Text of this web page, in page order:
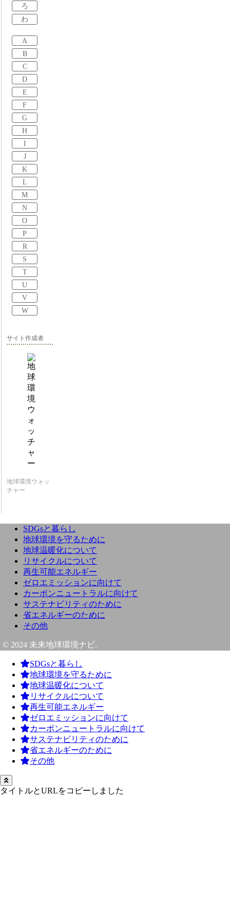
ろ
わ
A
B
C
D
E
F
G
H
I
J
K
L
M
N
O
P
R
S
T
U
V
W
サイト作成者
地球環境ウォッ
チャー
SDGsと暮らし
地球環境を守るために
地球温暖化について
リサイクルについて
再生可能エネルギー
ゼロエミッションに向けて
カーボンニュートラルに向けて
サステナビリティのために
省エネルギーのために
その他
© 2024 未来地球環境ナビ.
SDGsと暮らし
地球環境を守るために
地球温暖化について
リサイクルについて
再生可能エネルギー
ゼロエミッションに向けて
カーボンニュートラルに向けて
サステナビリティのために
省エネルギーのために
その他
タイトルとURLをコピーしました